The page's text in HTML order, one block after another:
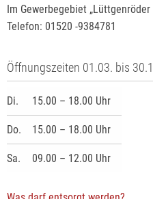
Im Gewerbegebiet „Lüttgenröder
Telefon: 01520 -9384781
Öffnungszeiten 01.03. bis
Di. 15.00 – 18.00 Uhr
Do. 15.00 – 18.00 Uhr
Sa. 09.00 – 12.00 Uhr